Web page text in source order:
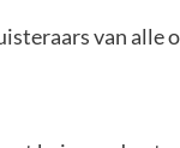
van alle